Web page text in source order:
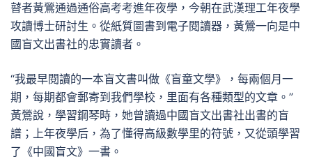
瞽者黃鶯通過通俗高考考進年夜學，今朝在武漢理工年夜學
攻讀博士研討生。從紙質圖書到電子閱讀器，黃鶯一向是中
國盲文出書社的忠實讀者。
“我最早閱讀的一本盲文書叫做《盲童文學》，每兩個月一
期，每期都會郵寄到我們學校，里面有各種類型的文章。”
黃鶯說，學習鋼琴時，她曾讀過中國盲文出書社出書的盲
譜；上年夜學后，為了懂得高級數學里的符號，又從頭學習
了《中國盲文》一書。